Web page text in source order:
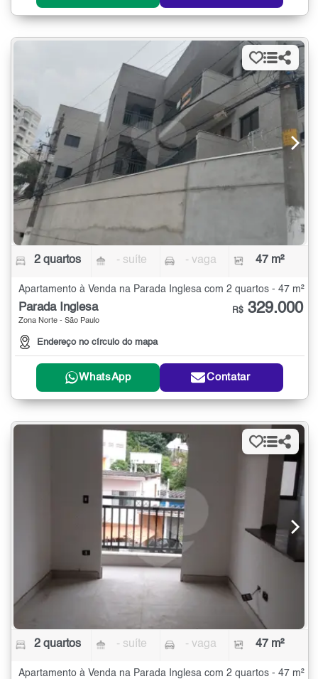
2 quartos - suíte - vaga 47 m²
Apartamento à Venda na Parada Inglesa com 2 quartos - 47 m²
Parada Inglesa
Zona Norte - São Paulo
Endereço no círculo do mapa
R$ 329.000
WhatsApp Contatar
2 quartos - suíte - vaga 47 m²
Apartamento à Venda na Parada Inglesa com 2 quartos - 47 m²